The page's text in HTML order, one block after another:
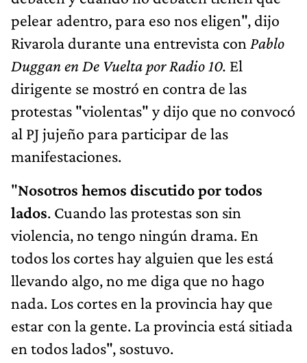
pelear adentro, para eso nos eligen", dijo
Rivarola durante una entrevista con Pablo
Duggan en De Vuelta por Radio 10. El
dirigente se mostró en contra de las
protestas "violentas" y dijo que no convocó
al PJ jujeño para participar de las
manifestaciones.
"Nosotros hemos discutido por todos
lados. Cuando las protestas son sin
violencia, no tengo ningún drama. En
todos los cortes hay alguien que les está
llevando algo, no me diga que no hago
nada. Los cortes en la provincia hay que
estar con la gente. La provincia está sitiada
en todos lados", sostuvo.